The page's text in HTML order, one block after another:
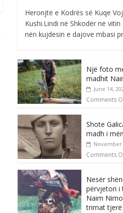
Heronjtë e Kodrës së Kuqe
Kushi.Lindi në Shkodër në
nën kujdesin e dajove mbasi
Një foto
madhit
June 14,
Comments
Shote
madh i
November
Comments
Nesër
përvjetori i
Naim
trimat tjerë